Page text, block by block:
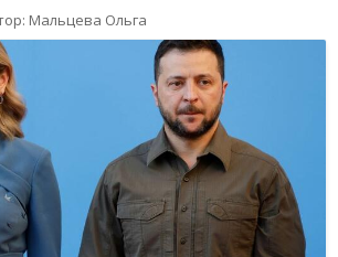
Мальцева Ольга